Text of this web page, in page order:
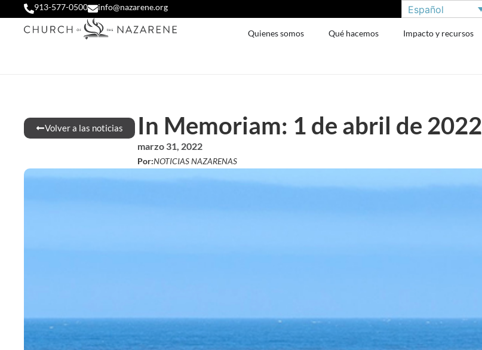
913-577-0500 info@nazarene.org Español
Quienes somos Qué hacemos Impacto y recursos
Volver a las noticias In Memoriam: 1 de abril de 2022
marzo 31, 2022
Por:NOTICIAS NAZARENAS